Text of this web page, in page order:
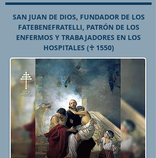
SAN JUAN DE DIOS, FUNDADOR DE LOS
FATEBENEFRATELLI, PATRÓN DE LOS
ENFERMOS Y TRABAJADORES EN LOS
HOSPITALES (♰ 1550)